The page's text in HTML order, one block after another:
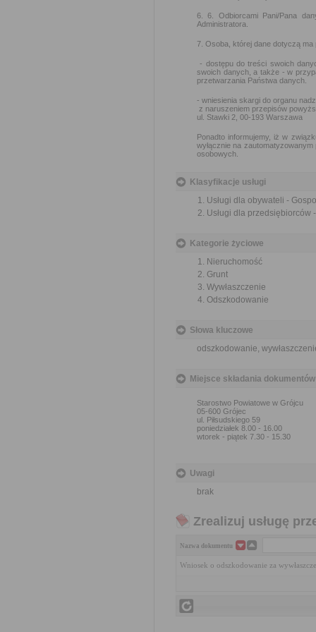
6. 6. Odbiorcami Pani/Pana
Administratora.
7. Osoba, której dane dotyczą ma
- dostępu do treści swoich
swoich danych, a także - w
przetwarzania Państwa danych.
- wniesienia skargi do organu
z naruszeniem przepisów
ul. Stawki 2, 00-193 Warszawa
Ponadto informujemy, iż w
wyłącznie na
osobowych.
Klasyfikacje usługi
Usługi dla obywateli -
Usługi dla
Kategorie życiowe
Nieruchomość
Grunt
Wywłaszczenie
Odszkodowanie
Słowa kluczowe
odszkodowanie,
Miejsce składania dokumentów
Starostwo Powiatowe w Grójcu
05-600 Grójec
ul. Piłsudskiego 59
poniedziałek 8.00 - 16.00
wtorek - piątek 7.30 - 15.30
Uwagi
brak
Zrealizuj usługę
Nazwa dokumentu
Wniosek o odszkodowanie za